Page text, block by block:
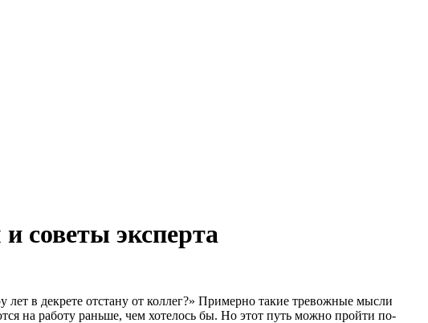
советы эксперта
лет в декрете отстану от коллег?» Примерно такие тревожные мысли
на работу раньше, чем хотелось бы. Но этот путь можно пройти по-